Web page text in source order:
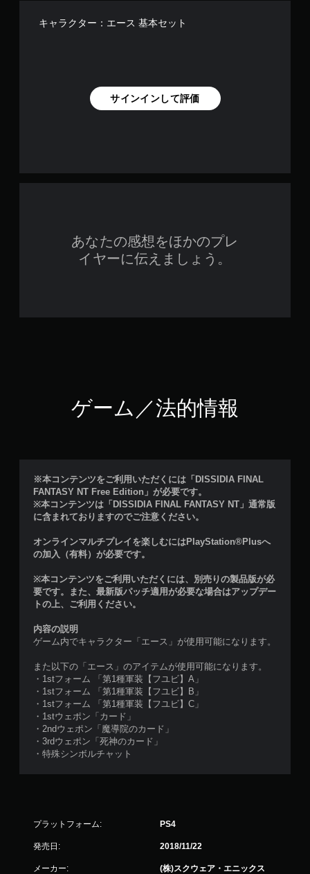
キャラクター：エース 基本セット
サインインして評価
あなたの感想をほかのプレ
イヤーに伝えましょう。
ゲーム／法的情報
※本コンテンツをご利用いただくには「DISSIDIA FINAL
FANTASY NT Free Edition」が必要です。
※本コンテンツは「DISSIDIA FINAL FANTASY NT」通常版
に含まれておりますのでご注意ください。
オンラインマルチプレイを楽しむにはPlayStation®Plusへ
の加入（有料）が必要です。
※本コンテンツをご利用いただくには、別売りの製品版が必
要です。また、最新版パッチ適用が必要な場合はアップデー
トの上、ご利用ください。
内容の説明
ゲーム内でキャラクター「エース」が使用可能になります。
また以下の「エース」のアイテムが使用可能になります。
・1stフォーム 「第1種軍装【フユビ】A」
・1stフォーム 「第1種軍装【フユビ】B」
・1stフォーム 「第1種軍装【フユビ】C」
・1stウェポン「カード」
・2ndウェポン「魔導院のカード」
・3rdウェポン「死神のカード」
・特殊シンボルチャット
プラットフォーム: PS4
発売日: 2018/11/22
メーカー: (株)スクウェア・エニックス